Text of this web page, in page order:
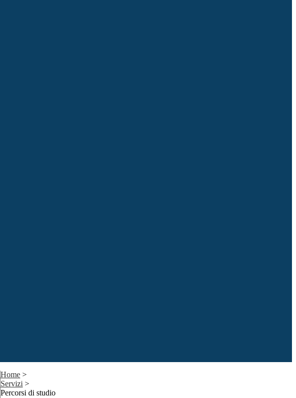
Home >
Servizi >
Percorsi di studio